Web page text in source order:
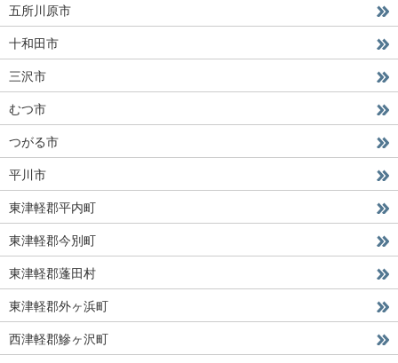
五所川原市
十和田市
三沢市
むつ市
つがる市
平川市
東津軽郡平内町
東津軽郡今別町
東津軽郡蓬田村
東津軽郡外ヶ浜町
西津軽郡鰺ヶ沢町